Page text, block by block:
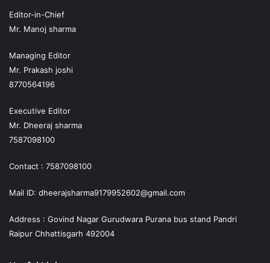
Editor-in-Chief
Mr. Manoj sharma
Managing Editor
Mr. Prakash joshi
8770564196
Executive Editor
Mr. Dheeraj sharma
7587098100
Contact : 7587098100
Mail ID: dheerajsharma9179952602@gmail.com
Address : Govind Nagar Gurudwara Purana bus stand Pandri
Raipur Chhattisgarh 492004